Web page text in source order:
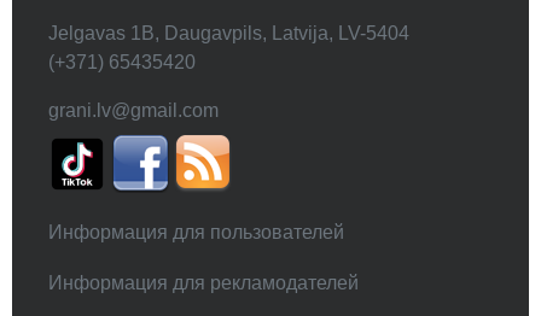
Jelgavas 1B, Daugavpils, Latvija, LV-5404
(+371) 65435420
grani.lv@gmail.com
Информация для пользователей
Информация для рекламодателей